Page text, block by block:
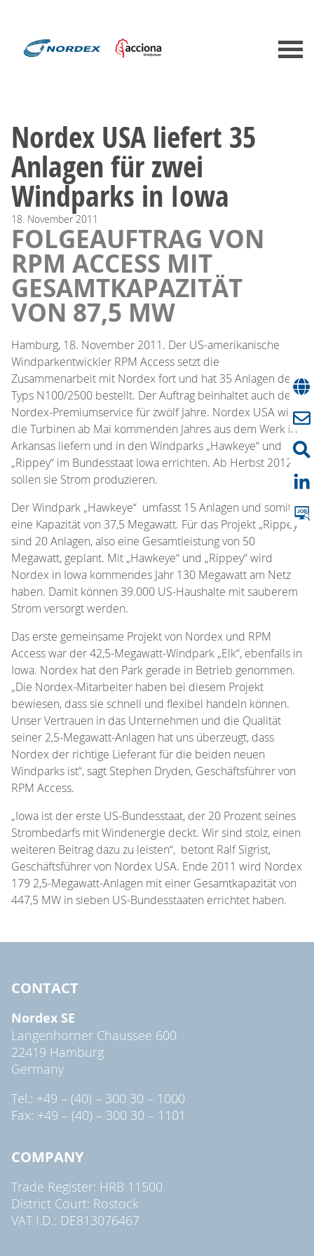
Nordex USA liefert 35
Anlagen für zwei
Windparks in Iowa
18. November 2011
FOLGEAUFTRAG VON
RPM ACCESS MIT
GESAMTKAPAZITÄT
VON 87,5 MW
Hamburg, 18. November 2011. Der US-amerikanische
Windparkentwickler RPM Access setzt die
Zusammenarbeit mit Nordex fort und hat 35 Anlagen des
Typs N100/2500 bestellt. Der Auftrag beinhaltet auch den
Nordex-Premiumservice für zwölf Jahre. Nordex USA wird
die Turbinen ab Mai kommenden Jahres aus dem Werk in
Arkansas liefern und in den Windparks „Hawkeye“ und
„Rippey“ im Bundesstaat Iowa errichten. Ab Herbst 2012
sollen sie Strom produzieren.
Der Windpark „Hawkeye“ umfasst 15 Anlagen und somit
eine Kapazität von 37,5 Megawatt. Für das Projekt „Rippey“
sind 20 Anlagen, also eine Gesamtleistung von 50
Megawatt, geplant. Mit „Hawkeye“ und „Rippey“ wird
Nordex in Iowa kommendes Jahr 130 Megawatt am Netz
haben. Damit können 39.000 US-Haushalte mit sauberem
Strom versorgt werden.
Das erste gemeinsame Projekt von Nordex und RPM
Access war der 42,5-Megawatt-Windpark „Elk“, ebenfalls in
Iowa. Nordex hat den Park gerade in Betrieb genommen.
„Die Nordex-Mitarbeiter haben bei diesem Projekt
bewiesen, dass sie schnell und flexibel handeln können.
Unser Vertrauen in das Unternehmen und die Qualität
seiner 2,5-Megawatt-Anlagen hat uns überzeugt, dass
Nordex der richtige Lieferant für die beiden neuen
Windparks ist“, sagt Stephen Dryden, Geschäftsführer von
RPM Access.
„Iowa ist der erste US-Bundesstaat, der 20 Prozent seines
Strombedarfs mit Windenergie deckt. Wir sind stolz, einen
weiteren Beitrag dazu zu leisten“, betont Ralf Sigrist,
Geschäftsführer von Nordex USA. Ende 2011 wird Nordex
179 2,5-Megawatt-Anlagen mit einer Gesamtkapazität von
447,5 MW in sieben US-Bundesstaaten errichtet haben.
CONTACT
Nordex SE
Langenhorner Chaussee 600
22419 Hamburg
Germany
Tel.: +49 – (40) – 300 30 – 1000
Fax: +49 – (40) – 300 30 – 1101
COMPANY
Trade Register: HRB 11500
District Court: Rostock
VAT I.D.: DE813076467